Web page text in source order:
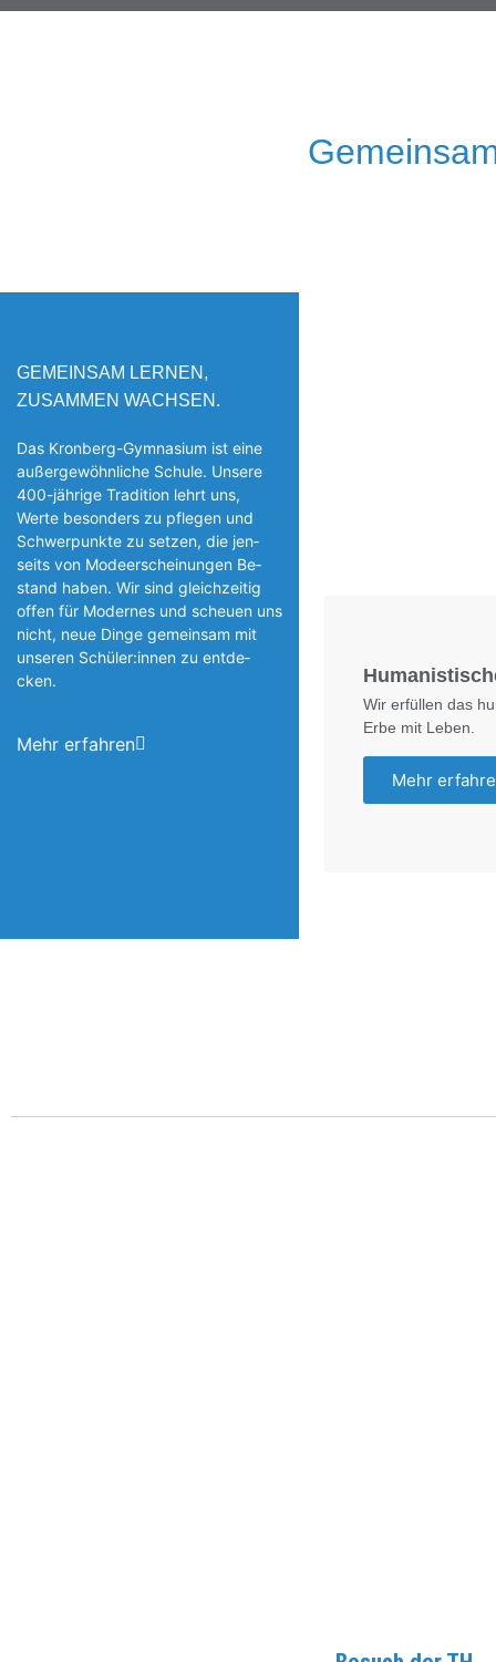
GEMEINSAM LERNEN,
ZUSAMMEN WACHSEN.
Das Kronberg-Gymnasium ist eine
außergewöhnliche Schule. Unsere
400-jährige Tradition lehrt uns,
Werte besonders zu pflegen und
Schwerpunkte zu setzen, die jen­
seits von Modeerscheinungen Be­
stand haben. Wir sind gleichzeitig
offen für Modernes und scheuen uns
nicht, neue Dinge gemeinsam mit
unseren Schüler:innen zu entde­
cken.
Mehr erfahren
Wir erfüllen das
Erbe mit Leben.
Mehr